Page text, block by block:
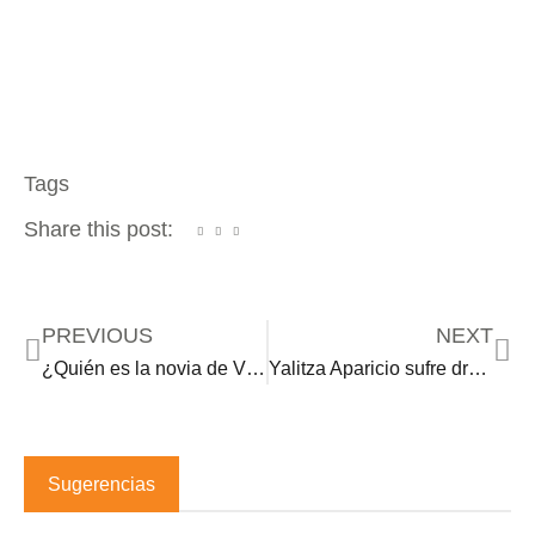
Tags
Share this post:
PREVIOUS
¿Quién es la novia de Vicente Fernández Junior? ¡Todo sobre Mariana González!
NEXT
Yalitza Aparicio sufre drama familiar por un tatuaje
Sugerencias